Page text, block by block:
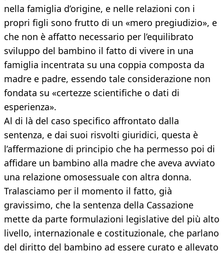
nella famiglia d’origine, e nelle relazioni con i
propri figli sono frutto di un «mero pregiudizio», e
che non è affatto necessario per l’equilibrato
sviluppo del bambino il fatto di vivere in una
famiglia incentrata su una coppia composta da
madre e padre, essendo tale considerazione non
fondata su «certezze scientifiche o dati di
esperienza».
Al di là del caso specifico affrontato dalla
sentenza, e dai suoi risvolti giuridici, questa è
l’affermazione di principio che ha permesso poi di
affidare un bambino alla madre che aveva avviato
una relazione omosessuale con altra donna.
Tralasciamo per il momento il fatto, già
gravissimo, che la sentenza della Cassazione
mette da parte formulazioni legislative del più alto
livello, internazionale e costituzionale, che parlano
del diritto del bambino ad essere curato e allevato